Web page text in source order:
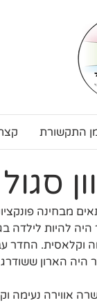
התקשורת
התאים מבחינה
היה להיות
וקלאסית.
הארון ששודרג
אווירה נעימה